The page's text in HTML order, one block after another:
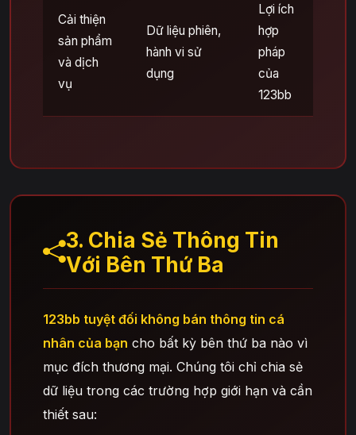
Cải thiện
sản phẩm
và dịch
vụ
Dữ liệu phiên,
hành vi sử
dụng
Lợi ích
hợp
pháp
của
123bb
3. Chia Sẻ Thông Tin
Với Bên Thứ Ba
123bb tuyệt đối không bán thông tin cá
nhân của bạn cho bất kỳ bên thứ ba nào vì
mục đích thương mại. Chúng tôi chỉ chia sẻ
dữ liệu trong các trường hợp giới hạn và cần
thiết sau: